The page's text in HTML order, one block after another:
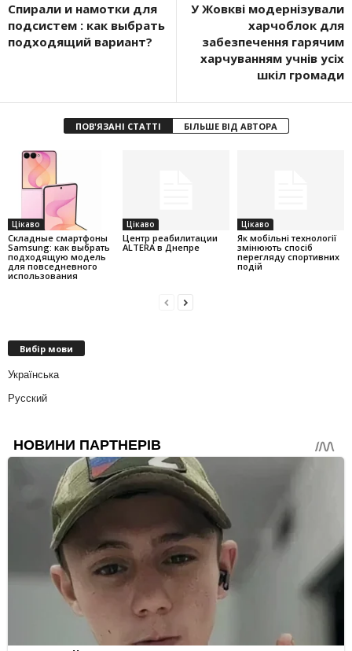
Спирали и намотки для
подсистем : как выбрать
подходящий вариант?
У Жовкві модернізували
харчоблок для
забезпечення гарячим
харчуванням учнів усіх
шкіл громади
ПОВ'ЯЗАНІ СТАТТІ БІЛЬШЕ ВІД АВТОРА
Цікаво
Складные смартфоны
Samsung: как выбрать
подходящую модель
для повседневного
использования
Цікаво
Центр реабилитации
ALTERA в Днепре
Цікаво
Як мобільні технології
змінюють спосіб
перегляду спортивних
подій
Вибір мови
Українська
Русский